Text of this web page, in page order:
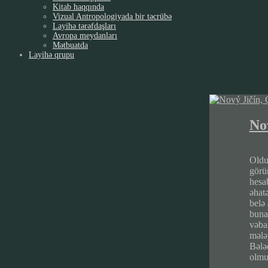
Kitab haqqında
Vizual Antropologiyada bir təcrübə
Layihə tərəfdaşları
Avropa meydanları
Mətbuatda
Layihə qrupu
belə